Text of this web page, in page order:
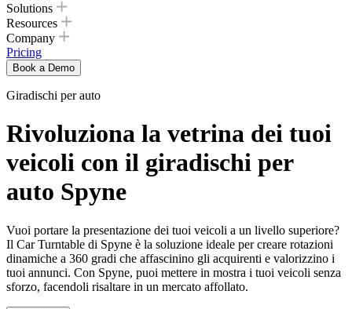
Solutions
Resources
Company
Pricing
Book a Demo
Giradischi per auto
Rivoluziona la vetrina dei tuoi
veicoli con il giradischi per
auto Spyne
Vuoi portare la presentazione dei tuoi veicoli a un livello superiore?
Il Car Turntable di Spyne è la soluzione ideale per creare rotazioni
dinamiche a 360 gradi che affascinino gli acquirenti e valorizzino i
tuoi annunci. Con Spyne, puoi mettere in mostra i tuoi veicoli senza
sforzo, facendoli risaltare in un mercato affollato.